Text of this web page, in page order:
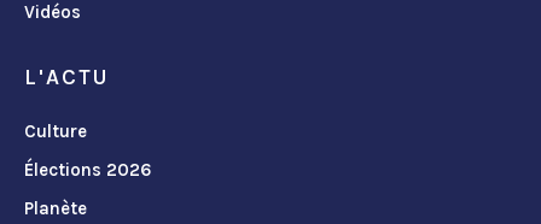
Vidéos
L'ACTU
Culture
Élections 2026
Planète